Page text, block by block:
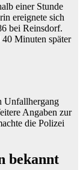
einer Stunde
ereignete sich
bei Reinsdorf.
Minuten später
Unfallhergang
Angaben zur
die Polizei
bekannt